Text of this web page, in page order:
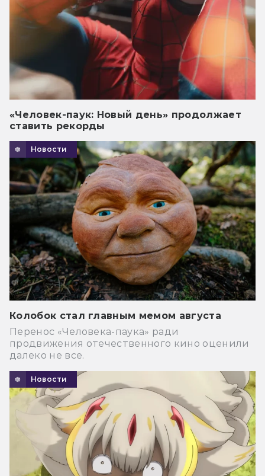
«Человек-паук: Новый день» продолжает
ставить рекорды
Новости
Колобок стал главным мемом августа
Перенос «Человека-паука» ради
продвижения отечественного кино оценили
далеко не все.
Новости